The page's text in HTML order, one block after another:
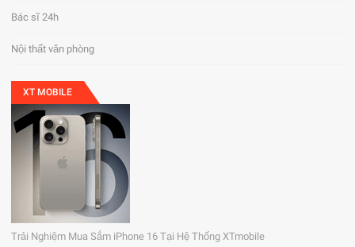
Bác sĩ 24h
Nội thất văn phòng
XT MOBILE
Trải Nghiệm Mua Sắm iPhone 16 Tại Hệ Thống XTmobile